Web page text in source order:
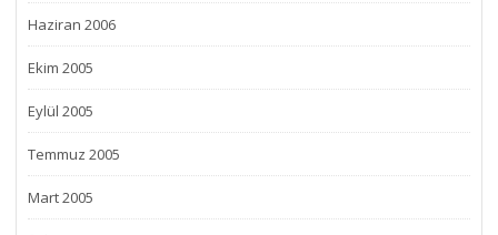
Haziran 2006
Ekim 2005
Eylül 2005
Temmuz 2005
Mart 2005